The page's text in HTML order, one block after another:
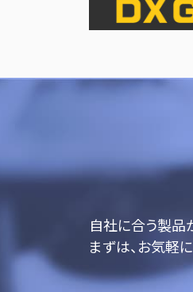
自社に合う製品
まずは、お気軽